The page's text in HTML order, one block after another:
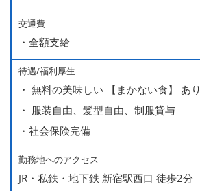
■昇給（随時）
■賞与年2回（夏・冬）
■売上インセンティブ
■役職手当
交通費
・全額支給
待遇/福利厚生
・ 無料の美味しい 【まかない食】 あり
・ 服装自由、髪型自由、制服貸与
・社会保険完備
勤務地へのアクセス
JR・私鉄・地下鉄 新宿駅西口 徒歩2分